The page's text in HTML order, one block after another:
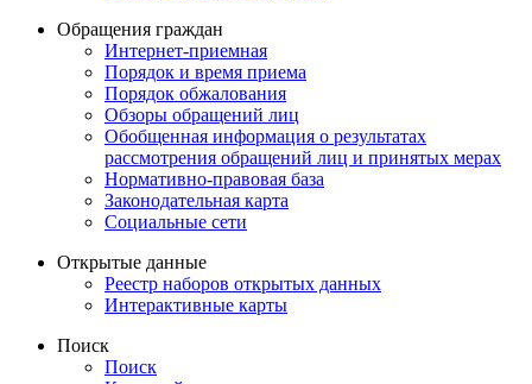
Обращения граждан
Интернет-приемная
Порядок и время приема
Порядок обжалования
Обзоры обращений лиц
Обобщенная информация о результатах
рассмотрения обращений лиц и принятых мерах
Нормативно-правовая база
Законодательная карта
Социальные сети
Открытые данные
Реестр наборов открытых данных
Интерактивные карты
Поиск
Поиск